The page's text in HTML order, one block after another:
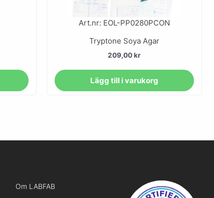
Art.nr: EOL-PP0280PCON
Tryptone Soya Agar
209,00kr
Lägg till i varukorg
Om LABFAB